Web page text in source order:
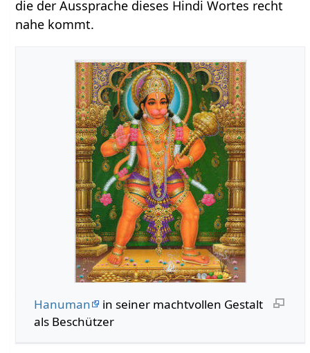
die der Aussprache dieses Hindi Wortes recht
nahe kommt.
Hanuman
in seiner machtvollen Gestalt
als Beschützer